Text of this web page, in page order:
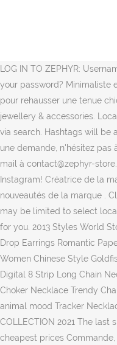
LOG IN TO ZEPHYR:
your password? Minimaliste
pour rehausser une tenue
jewellery & accessories.
via search. Hashtags will be
une demande, n'hésitez pas
mail à contact@zephyr-
Instagram! Créatrice de la
nouveautés de la marque .
may be limited to select
for you. 2013 Styles World
Drop Earrings Romantic
Women Chinese Style
Digital 8 Strip Long Chain
Choker Necklace Trendy
animal mood Tracker
COLLECTION 2021 The last
cheapest prices